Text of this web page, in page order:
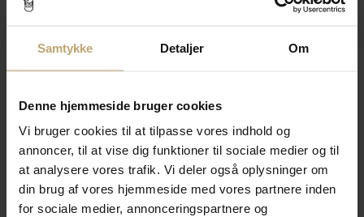
Samtykke Detaljer Om
Denne hjemmeside bruger cookies
Vi bruger cookies til at tilpasse vores indhold og
annoncer, til at vise dig funktioner til sociale medier og til
at analysere vores trafik. Vi deler også oplysninger om
din brug af vores hjemmeside med vores partnere inden
for sociale medier, annonceringspartnere og
Leveringsmuligheder
Betalingsmuligheder
Sikker Og Tryg E-Handel